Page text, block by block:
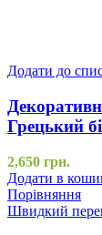
Додати до
Грецький
2,650 грн.
Додати в
Порівняння
Швидкий